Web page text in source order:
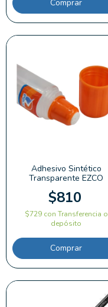
Adhesivo Sintético
Transparente EZCO
$810
$729 con Transferencia o
depósito
Comprar